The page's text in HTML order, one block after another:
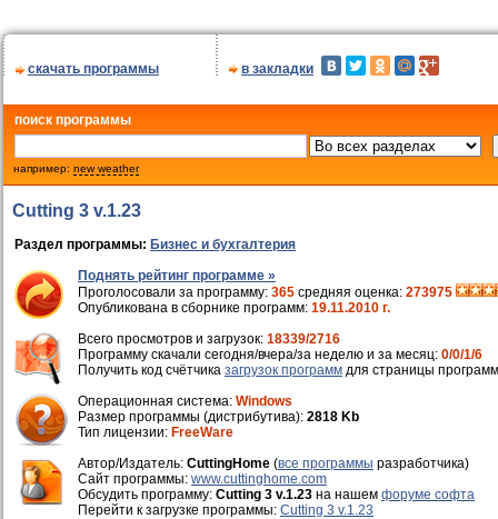
скачать программы в закладки
поиск программы
например: new weather
Cutting 3 v.1.23
Раздел программы: Бизнес и бухгалтерия
Поднять рейтинг программе »
Проголосовали за программу: 365 средняя оценка: 273975
Опубликована в сборнике программ: 19.11.2010 г.
Всего просмотров и загрузок: 18339/2716
Программу скачали сегодня/вчера/за неделю и за месяц: 0/0/1/6
Получить код счётчика загрузок программ для страницы
Операционная система: Windows
Размер программы (дистрибутива): 2818 Kb
Тип лицензии: FreeWare
Автор/Издатель: CuttingHome (все программы разработчика)
Cайт программы: www.cuttinghome.com
Обсудить программу: Cutting 3 v.1.23 на нашем форуме софта
Перейти к загрузке программы: Cutting 3 v.1.23